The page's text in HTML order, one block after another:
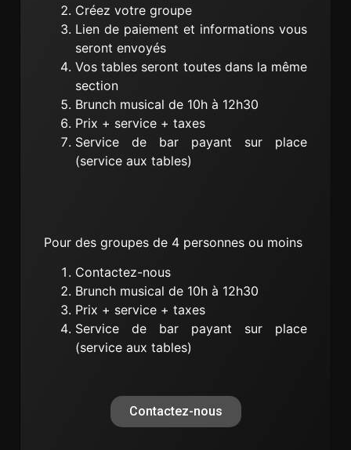
Créez votre groupe
Lien de paiement et informations vous
seront envoyés
Vos tables seront toutes dans la même
section
Brunch musical de 10h à 12h30
Prix + service + taxes
Service de bar payant sur place
(service aux tables)
Pour des groupes de 4 personnes ou moins
Contactez-nous
Brunch musical de 10h à 12h30
Prix + service + taxes
Service de bar payant sur place
(service aux tables)
Contactez-nous